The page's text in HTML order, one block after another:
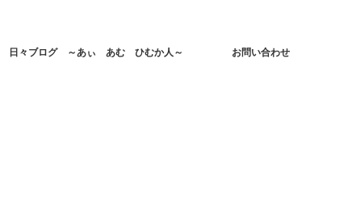
日々ブログ ～あぃ あむ ひむか人～ お問い合わせ